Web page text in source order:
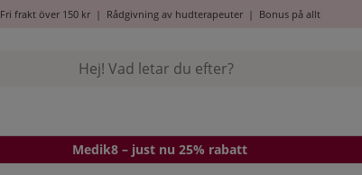
Fri frakt över 150 kr| Rådgivning av hudterapeuter| Bonus på allt
Medik8 – just nu 25% rabatt